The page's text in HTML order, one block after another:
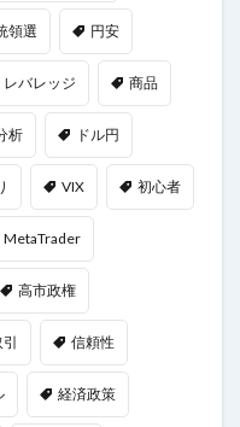
領選 円安
レバレッジ 商品
析 ドル円
VIX 初心者
MetaTrader
高市政権
信頼性
経済政策